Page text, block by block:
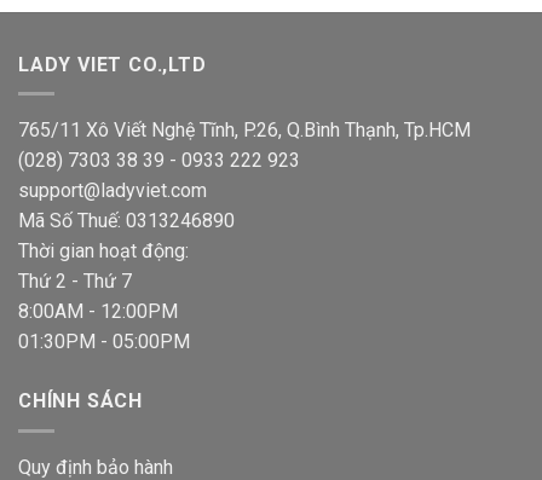
từ
LADY VIET CO.,LTD
765/11 Xô Viết Nghệ Tĩnh, P.26, Q.Bình Thạnh, Tp.HCM
(028) 7303 38 39 - 0933 222 923
support@ladyviet.com
Mã Số Thuế: 0313246890
Thời gian hoạt động:
Thứ 2 - Thứ 7
8:00AM - 12:00PM
01:30PM - 05:00PM
CHÍNH SÁCH
Quy định bảo hành